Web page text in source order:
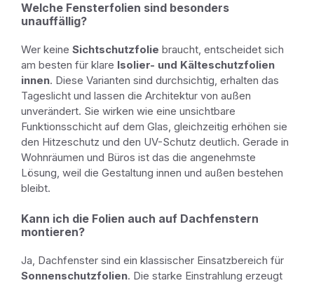
Welche Fensterfolien sind besonders
unauffällig?
Wer keine Sichtschutzfolie braucht, entscheidet sich
am besten für klare Isolier- und Kälteschutzfolien
innen. Diese Varianten sind durchsichtig, erhalten das
Tageslicht und lassen die Architektur von außen
unverändert. Sie wirken wie eine unsichtbare
Funktionsschicht auf dem Glas, gleichzeitig erhöhen sie
den Hitzeschutz und den UV-Schutz deutlich. Gerade in
Wohnräumen und Büros ist das die angenehmste
Lösung, weil die Gestaltung innen und außen bestehen
bleibt.
Kann ich die Folien auch auf Dachfenstern
montieren?
Ja, Dachfenster sind ein klassischer Einsatzbereich für
Sonnenschutzfolien. Die starke Einstrahlung erzeugt